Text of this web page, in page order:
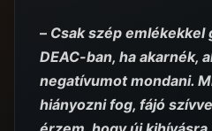
– Csak szép emlékekkel
DEAC-ban, ha akarnék,
negatívumot mondani.
hiányozni fog, fájó